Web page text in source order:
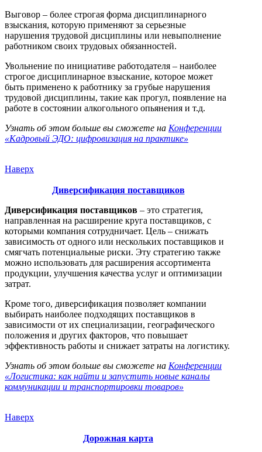
Выговор – более строгая форма дисциплинарного
взыскания, которую применяют за серьезные
нарушения трудовой дисциплины или невыполнение
работником своих трудовых обязанностей.
Увольнение по инициативе работодателя – наиболее
строгое дисциплинарное взыскание, которое может
быть применено к работнику за грубые нарушения
трудовой дисциплины, такие как прогул, появление на
работе в состоянии алкогольного опьянения и т.д.
Узнать об этом больше вы сможете на Конференции
«Кадровый ЭДО: цифровизация на практике»
Наверх
Диверсификация поставщиков
Диверсификация поставщиков – это стратегия,
направленная на расширение круга поставщиков, с
которыми компания сотрудничает. Цель – снижать
зависимость от одного или нескольких поставщиков и
смягчать потенциальные риски. Эту стратегию также
можно использовать для расширения ассортимента
продукции, улучшения качества услуг и оптимизации
затрат.
Кроме того, диверсификация позволяет компании
выбирать наиболее подходящих поставщиков в
зависимости от их специализации, географического
положения и других факторов, что повышает
эффективность работы и снижает затраты на логистику.
Узнать об этом больше вы сможете на Конференции
«Логистика: как найти и запустить новые каналы
коммуникации и транспортировки товаров»
Наверх
Дорожная карта